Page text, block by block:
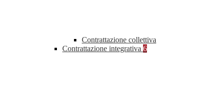
Contrattazione collettiva
Contrattazione integrativa 6